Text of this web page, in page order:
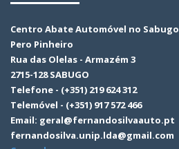
Centro Abate Automóvel no Sabugo
Pero Pinheiro
Rua das Olelas - Armazém 3
2715-128 SABUGO
Telefone - (+351) 219 624 312
Telemóvel - (+351) 917 572 466
Email: geral@fernandosilvaauto.pt
fernandosilva.unip.lda@gmail.com